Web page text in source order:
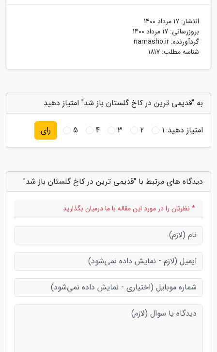
انتشار: 17 مرداد 1400
بروزرسانی: 17 مرداد 1400
گردآورنده: namasho.ir
شناسه مطلب: 1817
به "قدیمی ترین در کاخ گلستان باز شد" امتیاز دهید
امتیاز دهید:1
2
3
4
5 رای
دیدگاه های مرتبط با "قدیمی ترین در کاخ گلستان باز شد"
* نظرتان را در مورد این مقاله با ما درمیان بگذارید